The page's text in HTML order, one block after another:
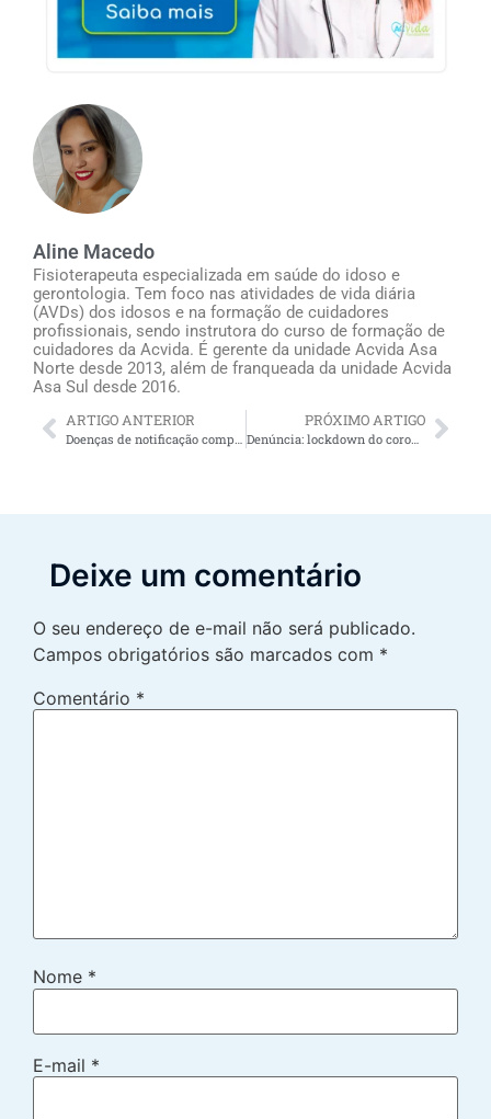
Aline Macedo
Fisioterapeuta especializada em saúde do idoso e
gerontologia. Tem foco nas atividades de vida diária
(AVDs) dos idosos e na formação de cuidadores
profissionais, sendo instrutora do curso de formação de
cuidadores da Acvida. É gerente da unidade Acvida Asa
Norte desde 2013, além de franqueada da unidade Acvida
Asa Sul desde 2016.
ARTIGO ANTERIOR PRÓXIMO ARTIGO
Denúncia: lockdown do coronavírus causa problemas de transporte para cuidadores de idosos
Deixe um comentário
O seu endereço de e-mail não será publicado.
Campos obrigatórios são marcados com *
Comentário *
Nome *
E-mail *